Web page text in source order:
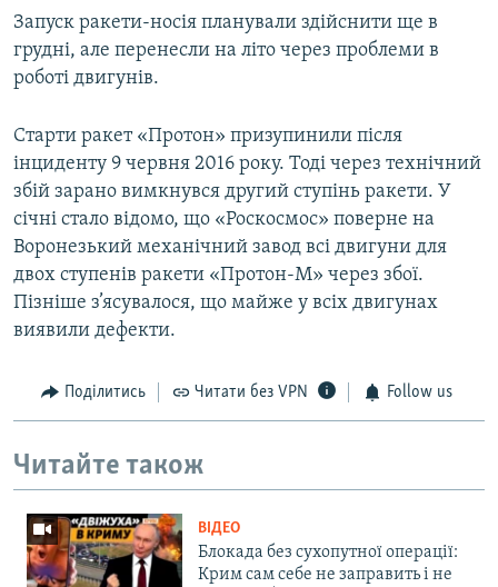
Запуск ракети-носія планували здійснити ще в
грудні, але перенесли на літо через проблеми в
роботі двигунів.
Старти ракет «Протон» призупинили після
інциденту 9 червня 2016 року. Тоді через технічний
збій зарано вимкнувся другий ступінь ракети. У
січні стало відомо, що «Роскосмос» поверне на
Воронезький механічний завод всі двигуни для
двох ступенів ракети «Протон-М» через збої.
Пізніше з’ясувалося, що майже у всіх двигунах
виявили дефекти.
Поділитись Читати без VPN Follow us
Читайте також
ВІДЕО
Блокада без сухопутної операції:
Крим сам себе не заправить і не